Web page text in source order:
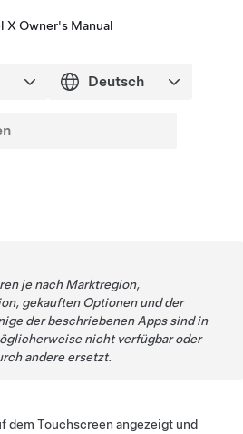
X Owner's Manual
je nach Marktregion,
gekauften Optionen und der
der beschriebenen Apps sind in
nicht verfügbar oder
andere ersetzt.
dem Touchscreen angezeigt und